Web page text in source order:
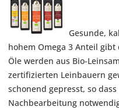
Gesunde,
hohem Omega 3 Anteil gibt
Öle werden aus Bio-
zertifizierten Leinbauern
schonend gepresst, so
Nachbearbeitung